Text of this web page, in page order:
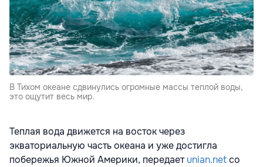
В Тихом океане сдвинулись огромные массы теплой воды,
это ощутит весь мир.
Теплая вода движется на восток через
экваториальную часть океана и уже достигла
побережья Южной Америки, передаетunian.netсо